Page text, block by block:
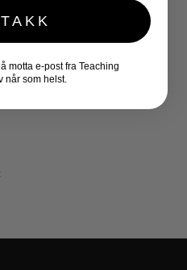
motta e-post fra Teaching
når som helst.